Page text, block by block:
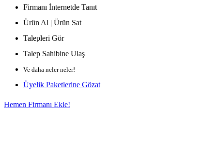
Firmanı İnternetde Tanıt
Ürün Al | Ürün Sat
Talepleri Gör
Talep Sahibine Ulaş
Ve daha neler neler!
Üyelik Paketlerine Gözat
Hemen Firmanı Ekle!